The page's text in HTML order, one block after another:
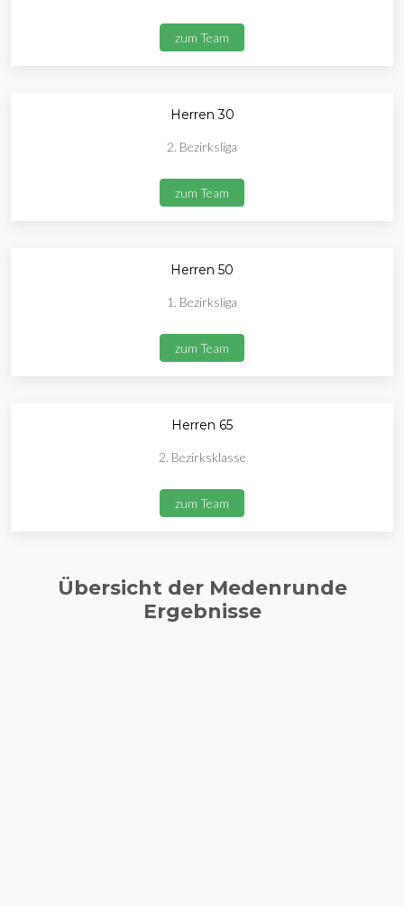
zum Team
Herren 30
2. Bezirksliga
zum Team
Herren 50
1. Bezirksliga
zum Team
Herren 65
2. Bezirksklasse
zum Team
Übersicht der Medenrunde
Ergebnisse